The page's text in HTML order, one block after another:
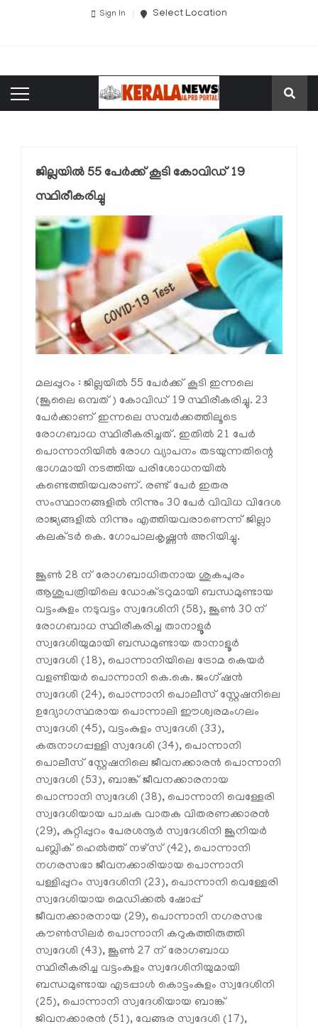
Sign In Select Location
ജില്ലയില്‍ 55 പേര്‍ക്ക് കൂടി കോവിഡ് 19
സ്ഥിരീകരിച്ചു
മലപ്പുറം : ജില്ലയില്‍ 55 പേര്‍ക്ക് കൂടി ഇന്നലെ
(ജൂലൈ ഒമ്പത്) കോവിഡ് 19 സ്ഥിരീകരിച്ചു. 23
പേര്‍ക്കാണ് ഇന്നലെ സമ്പര്‍ക്കത്തിലൂടെ
രോഗബാധ സ്ഥിരീകരിച്ചത്. ഇതില്‍ 21 പേര്‍
പൊന്നാനിയില്‍ രോഗ വ്യാപനം തടയുന്നതിന്റെ
ഭാഗമായി നടത്തിയ പരിശോധനയില്‍
കണ്ടെത്തിയവരാണ്. രണ്ട് പേര്‍ ഇതര
സംസ്ഥാനങ്ങളില്‍ നിന്നും 30 പേര്‍ വിവിധ വിദേശ
രാജ്യങ്ങളില്‍ നിന്നും എത്തിയവരാണെന്ന് ജില്ലാ
കലക്ടര്‍ കെ. ഗോപാലകൃഷ്ണന്‍ അറിയിച്ചു.
ജൂണ്‍ 28 ന് രോഗബാധിതനായ ശുകപുരം
ആശുപത്രിയിലെ ഡോക്ടറുമായി ബന്ധമുണ്ടായ
വട്ടംകുളം നടുവട്ടം സ്വദേശിനി (58), ജൂണ്‍ 30 ന്
രോഗബാധ സ്ഥിരീകരിച്ച താനാളൂര്‍
സ്വദേശിയുമായി ബന്ധമുണ്ടായ താനാളൂര്‍
സ്വദേശി (18), പൊന്നാനിയിലെ ട്രോമ കെയര്‍
വളണ്ടിയര്‍ പൊന്നാനി കെ.കെ. ജംഗ്ഷന്‍
സ്വദേശി (24), പൊന്നാനി പൊലീസ് സ്റ്റേഷനിലെ
ഉദ്യോഗസ്ഥരായ പൊന്നാലി ഈശ്വരമംഗലം
സ്വദേശി (45), വട്ടംകുളം സ്വദേശി (33),
കരുനാഗപ്പള്ളി സ്വദേശി (34), പൊന്നാനി
പൊലീസ് സ്റ്റേഷനിലെ ജീവനക്കാരന്‍ പൊന്നാനി
സ്വദേശി (53), ബാങ്ക് ജീവനക്കാരനായ
പൊന്നാനി സ്വദേശി (38), പൊന്നാനി വെള്ളേരി
സ്വദേശിയായ പാചക വാതക വിതരണക്കാരന്‍
(29), കുറ്റിപ്പുറം പേരശനൂര്‍ സ്വദേശിനി ജൂനിയര്‍
പബ്ലിക് ഹെല്‍ത്ത് നഴ്സ് (42), പൊന്നാനി
നഗരസഭാ ജീവനക്കാരിയായ പൊന്നാനി
പള്ളിപ്പുറം സ്വദേശിനി (23), പൊന്നാനി വെള്ളേരി
സ്വദേശിയായ മെഡിക്കല്‍ ഷോപ്പ്
ജീവനക്കാരനായ (29), പൊന്നാനി നഗരസഭ
കൗണ്‍സിലര്‍ പൊന്നാനി കറുകത്തിരുത്തി
സ്വദേശി (43), ജൂണ്‍ 27 ന് രോഗബാധ
സ്ഥിരീകരിച്ച വട്ടംകുളം സ്വദേശിനിയുമായി
ബന്ധമുണ്ടായ എടപ്പാള്‍ കൊട്ടംകുളം സ്വദേശിനി
(25), പൊന്നാനി സ്വദേശിയായ ബാങ്ക്
ജിവനക്കാരന്‍ (51), വേങ്ങര സ്വദേശി (17),